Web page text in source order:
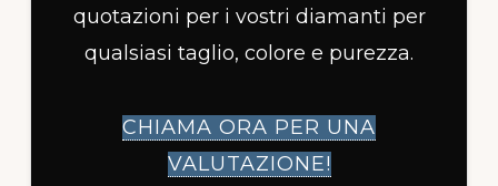
quotazioni per i vostri diamanti per
qualsiasi taglio, colore e purezza.
CHIAMA ORA PER UNA
VALUTAZIONE!